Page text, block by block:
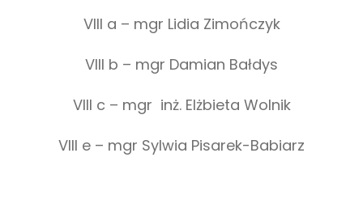
VIII a – mgr Lidia Zimończyk
VIII b – mgr Damian Bałdys
VIII c – mgr inż. Elżbieta Wolnik
VIII e – mgr Sylwia Pisarek-Babiarz